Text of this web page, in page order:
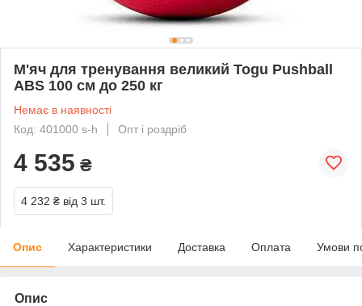
М'яч для тренування великий Togu Pushball
ABS 100 см до 250 кг
Немає в наявності
Код: 401000 s-h
Опт і роздріб
4 535 ₴
4 232 ₴ від 3 шт.
Опис Характеристики Доставка Оплата Умови
Опис